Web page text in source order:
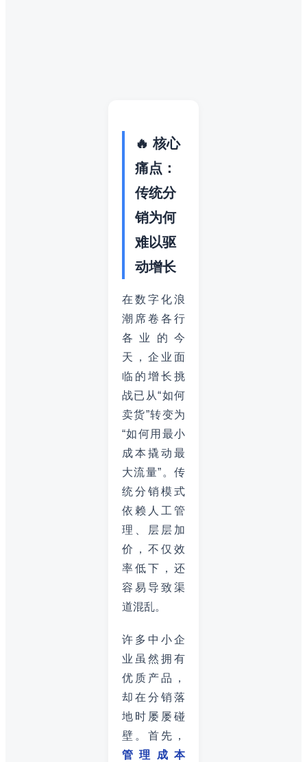
🔥 核心
痛点：
传统分
销为何
难以驱
动增长
在数字化浪
潮席卷各行
各业的今
天，企业面
临的增长挑
战已从“如何
卖货”转变为
“如何用最小
成本撬动最
大流量”。传
统分销模式
依赖人工管
理、层层加
价，不仅效
率低下，还
容易导致渠
道混乱。
许多中小企
业虽然拥有
优质产品，
却在分销落
地时屡屡碰
壁。首先，
管理成本